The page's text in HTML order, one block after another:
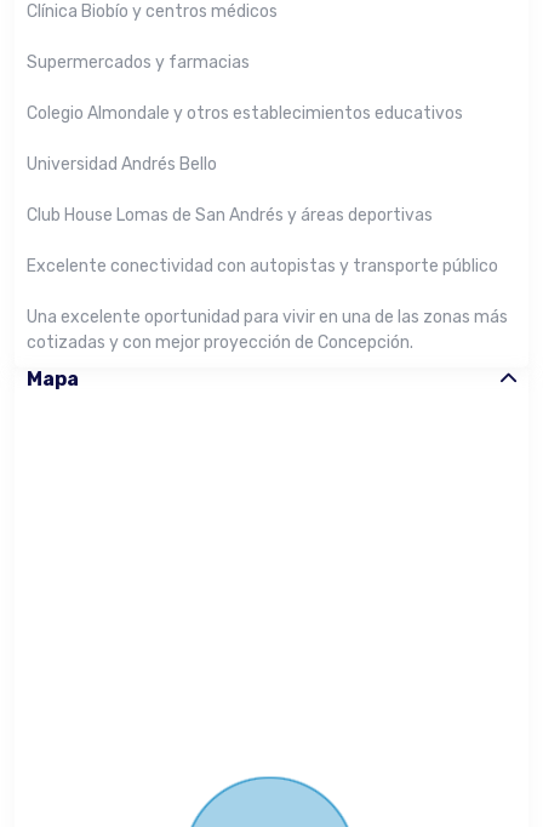
Clínica Biobío y centros médicos
Supermercados y farmacias
Colegio Almondale y otros establecimientos educativos
Universidad Andrés Bello
Club House Lomas de San Andrés y áreas deportivas
Excelente conectividad con autopistas y transporte público
Una excelente oportunidad para vivir en una de las zonas más
cotizadas y con mejor proyección de Concepción.
Mapa